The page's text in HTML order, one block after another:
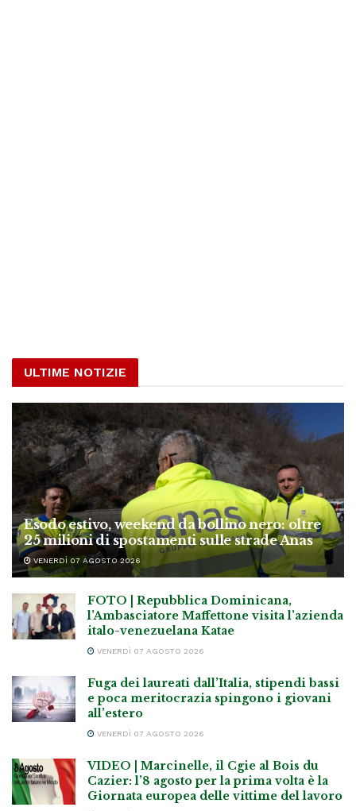
ULTIME NOTIZIE
Esodo estivo, weekend da bollino nero: oltre
25 milioni di spostamenti sulle strade Anas
VENERDÌ 07 AGOSTO 2026
FOTO | Repubblica Dominicana,
l’Ambasciatore Maffettone visita l’azienda
italo-venezuelana Katae
VENERDÌ 07 AGOSTO 2026
Fuga dei laureati dall’Italia, stipendi bassi
e poca meritocrazia spingono i giovani
all’estero
VENERDÌ 07 AGOSTO 2026
VIDEO | Marcinelle, il Cgie al Bois du
Cazier: l’8 agosto per la prima volta è la
Giornata europea delle vittime del lavoro